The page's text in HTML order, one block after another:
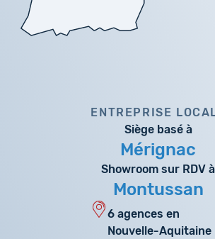
ENTREPRISE
Siège basé à
Mérignac
Showroom sur RDV à
Montussan
6 agences en
Nouvelle-Aquitaine